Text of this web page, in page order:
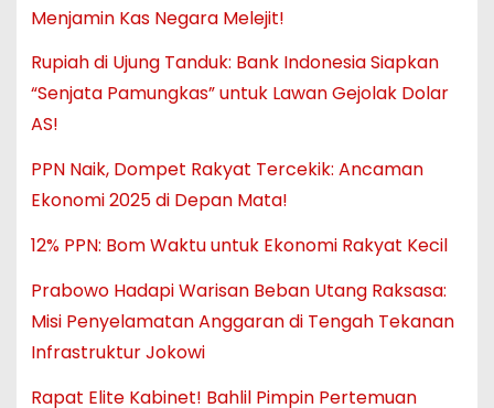
Menjamin Kas Negara Melejit!
Rupiah di Ujung Tanduk: Bank Indonesia Siapkan
“Senjata Pamungkas” untuk Lawan Gejolak Dolar
AS!
PPN Naik, Dompet Rakyat Tercekik: Ancaman
Ekonomi 2025 di Depan Mata!
12% PPN: Bom Waktu untuk Ekonomi Rakyat Kecil
Prabowo Hadapi Warisan Beban Utang Raksasa:
Misi Penyelamatan Anggaran di Tengah Tekanan
Infrastruktur Jokowi
Rapat Elite Kabinet! Bahlil Pimpin Pertemuan